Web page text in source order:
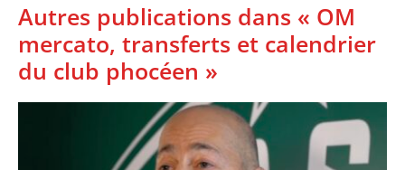
Autres publications dans « OM
mercato, transferts et calendrier
du club phocéen »